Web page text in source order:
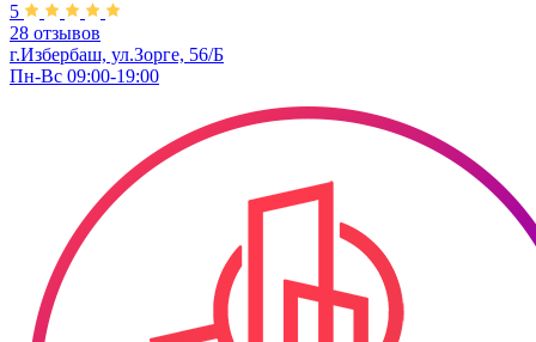
5
28 отзывов
г.Избербаш, ул.Зорге, 56/Б
Пн-Вс 09:00-19:00